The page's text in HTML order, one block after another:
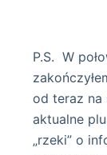
P.S. W
od teraz na
aktualne
„rzeki” o